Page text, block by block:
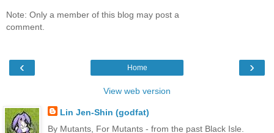
Note: Only a member of this blog may post a
comment.
‹ ›
Home
View web version
Lin Jen-Shin (godfat)
By Mutants, For Mutants - from the past Black Isle.